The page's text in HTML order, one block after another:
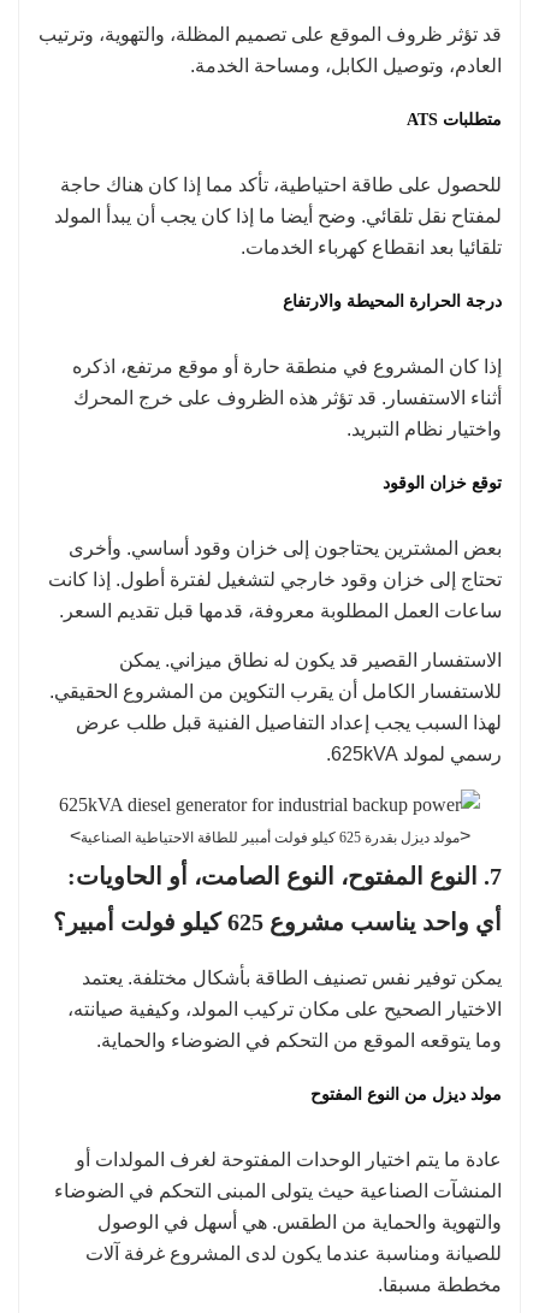
قد تؤثر ظروف الموقع على تصميم المظلة، والتهوية، وترتيب
العادم، وتوصيل الكابل، ومساحة الخدمة.
متطلبات ATS
للحصول على طاقة احتياطية، تأكد مما إذا كان هناك حاجة
لمفتاح نقل تلقائي. وضح أيضا ما إذا كان يجب أن يبدأ المولد
تلقائيا بعد انقطاع كهرباء الخدمات.
درجة الحرارة المحيطة والارتفاع
إذا كان المشروع في منطقة حارة أو موقع مرتفع، اذكره
أثناء الاستفسار. قد تؤثر هذه الظروف على خرج المحرك
واختيار نظام التبريد.
توقع خزان الوقود
بعض المشترين يحتاجون إلى خزان وقود أساسي. وأخرى
تحتاج إلى خزان وقود خارجي لتشغيل لفترة أطول. إذا كانت
ساعات العمل المطلوبة معروفة، قدمها قبل تقديم السعر.
الاستفسار القصير قد يكون له نطاق ميزاني. يمكن
للاستفسار الكامل أن يقرب التكوين من المشروع الحقيقي.
لهذا السبب يجب إعداد التفاصيل الفنية قبل طلب عرض
رسمي لمولد 625kVA.
<مولد ديزل بقدرة 625 كيلو فولت أمبير للطاقة الاحتياطية الصناعية >
7. النوع المفتوح، النوع الصامت، أو الحاويات:
أي واحد يناسب مشروع 625 كيلو فولت أمبير؟
يمكن توفير نفس تصنيف الطاقة بأشكال مختلفة. يعتمد
الاختيار الصحيح على مكان تركيب المولد، وكيفية صيانته،
وما يتوقعه الموقع من التحكم في الضوضاء والحماية.
مولد ديزل من النوع المفتوح
عادة ما يتم اختيار الوحدات المفتوحة لغرف المولدات أو
المنشآت الصناعية حيث يتولى المبنى التحكم في الضوضاء
والتهوية والحماية من الطقس. هي أسهل في الوصول
للصيانة ومناسبة عندما يكون لدى المشروع غرفة آلات
مخططة مسبقا.